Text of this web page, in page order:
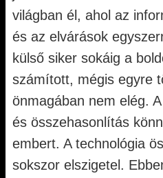
világban él, ahol az
és az elvárások
külső siker sokáig a
számított, mégis egyre
önmagában nem elég.
és összehasonlítás
embert. A technológia
sokszor elszigetel.